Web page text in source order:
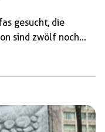
gesucht, die
sind zwölf noch
erhalten. Eine